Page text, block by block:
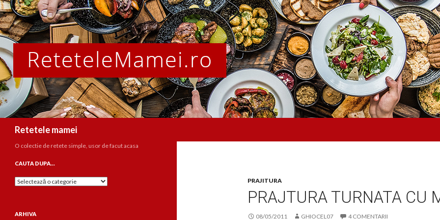
Retetele mamei
PRAJITURA
PRAJTURA TURNATA CU
08/05/2011 GHIOCEL07 4 COMENTARII
O colectie de retete simple, usor de facut acasa
CAUTA DUPA…
Cauta
ARHIVA